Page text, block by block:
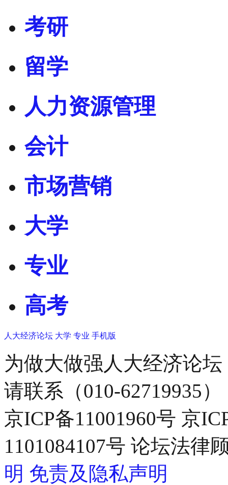
考研
留学
人力资源管理
会计
市场营销
大学
专业
高考
人大经济论坛 大学 专业 手机版
为做大做强人大经济论
请联系（010-62719935）
京ICP备11001960号 京
1101084107号 论坛法律
明 免责及隐私声明